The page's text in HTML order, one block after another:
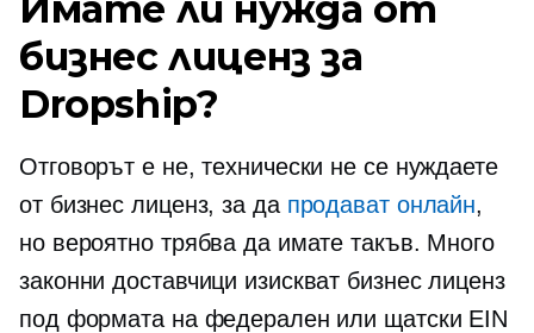
бизнес лиценз за
Dropship?
Отговорът е не, технически не се нуждаете
от бизнес лиценз, за ​​да продават онлайн,
но вероятно трябва да имате такъв. Много
законни доставчици изискват бизнес лиценз
под формата на федерален или щатски EIN